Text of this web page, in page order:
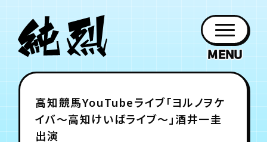
お知らせ
NEWS
日程
SCHEDULE
チケット
紹介
PROFILE
作品
DISCOGRAPHY
日記
グッズ
GOODS
ホーム
HOME
ファン
クラブ
会員登録 ログイン
高知競馬YouTubeライブ「ヨルノヲケ
イバ～高知けいばライブ～」酒井一圭
出演